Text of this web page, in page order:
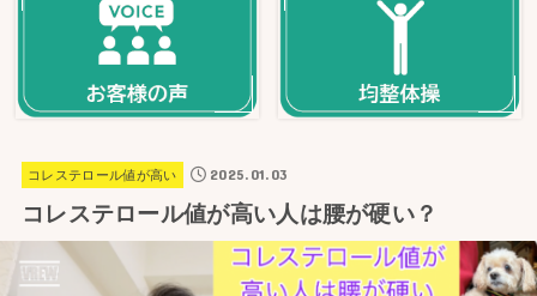
コレステロール値が高い 2025.01.03
コレステロール値が高い人は腰が硬い？